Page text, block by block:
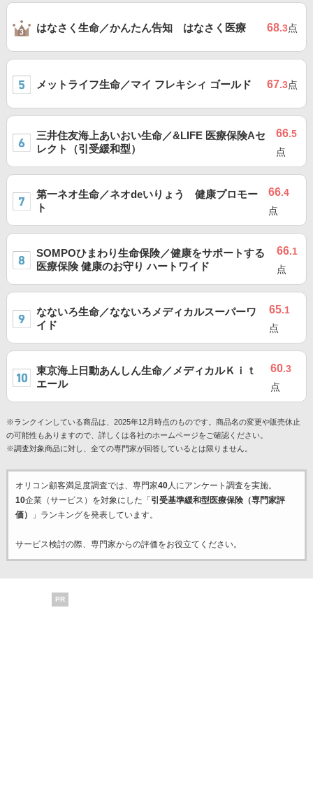
はなさく生命／かんたん告知 はなさく医療 68.3点
メットライフ生命／マイ フレキシィ ゴールド 67.3点
三井住友海上あいおい生命／&LIFE 医療保険Aセ
レクト（引受緩和型）
66.5
点
第一ネオ生命／ネオdeいりょう 健康プロモー
ト
66.4
点
SOMPOひまわり生命保険／健康をサポートする
医療保険 健康のお守り ハートワイド
66.1
点
なないろ生命／なないろメディカルスーパーワ
イド
65.1
点
東京海上日動あんしん生命／メディカルＫｉｔ
エール
60.3
点
※ランクインしている商品は、2025年12月時点のものです。商品名の変更や販売休止
の可能性もありますので、詳しくは各社のホームページをご確認ください。
※調査対象商品に対し、全ての専門家が回答しているとは限りません。
オリコン顧客満足度調査では、専門家40人にアンケート調査を実施。
10企業（サービス）を対象にした「 引受基準緩和型医療保険（専門家評
価）
」ランキングを発表しています。
サービス検討の際、専門家からの評価をお役立てください。
PR